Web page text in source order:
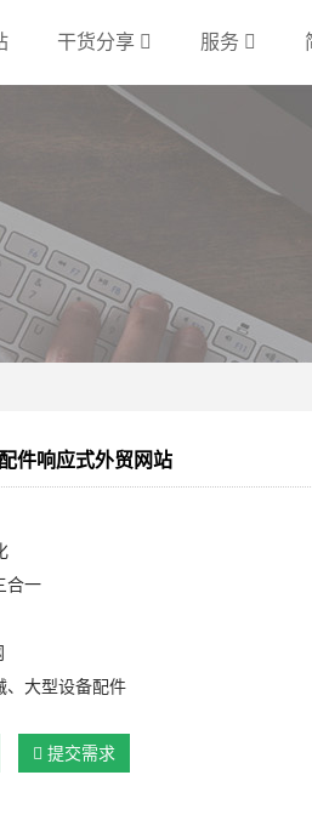
干货分享 服务
件响应式外贸网站
合一
、大型设备配件
提交需求